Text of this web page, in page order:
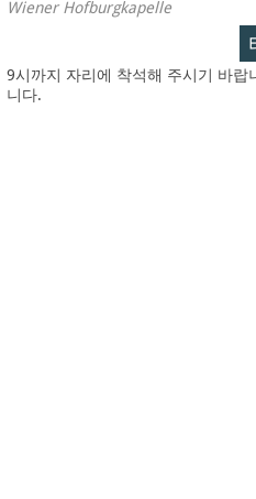
Wiener Hofburgkapelle
9시까지 자리에 착석해 주시기 바랍
니다.